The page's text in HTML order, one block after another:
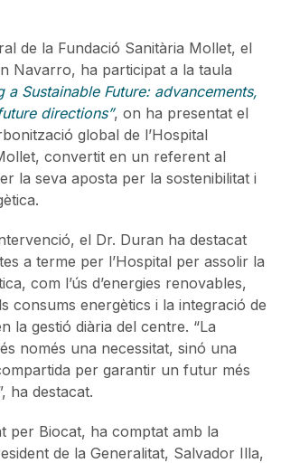
de la Fundació Sanitària Mollet, el
Navarro, ha participat a la taula
a Sustainable Future: advancements,
directions”, on ha presentat el
global de l’Hospital
convertit en un referent al
la seva aposta per la sostenibilitat i
el Dr. Duran ha destacat
a terme per l’Hospital per assolir la
com l’ús d’energies renovables,
consums energètics i la integració de
la gestió diària del centre. “La
només una necessitat, sinó una
per garantir un futur més
ha destacat.
per Biocat, ha comptat amb la
de la Generalitat, Salvador Illa,